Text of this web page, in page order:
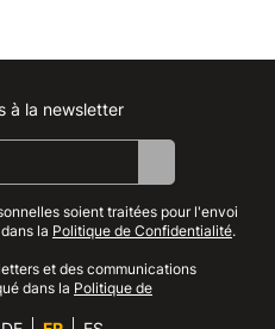
Instagram
Facebook
Linkedin
Youtube
à la newsletter
soient traitées pour l'envoi
la Politique de Confidentialité.
et des communications
dans la Politique de